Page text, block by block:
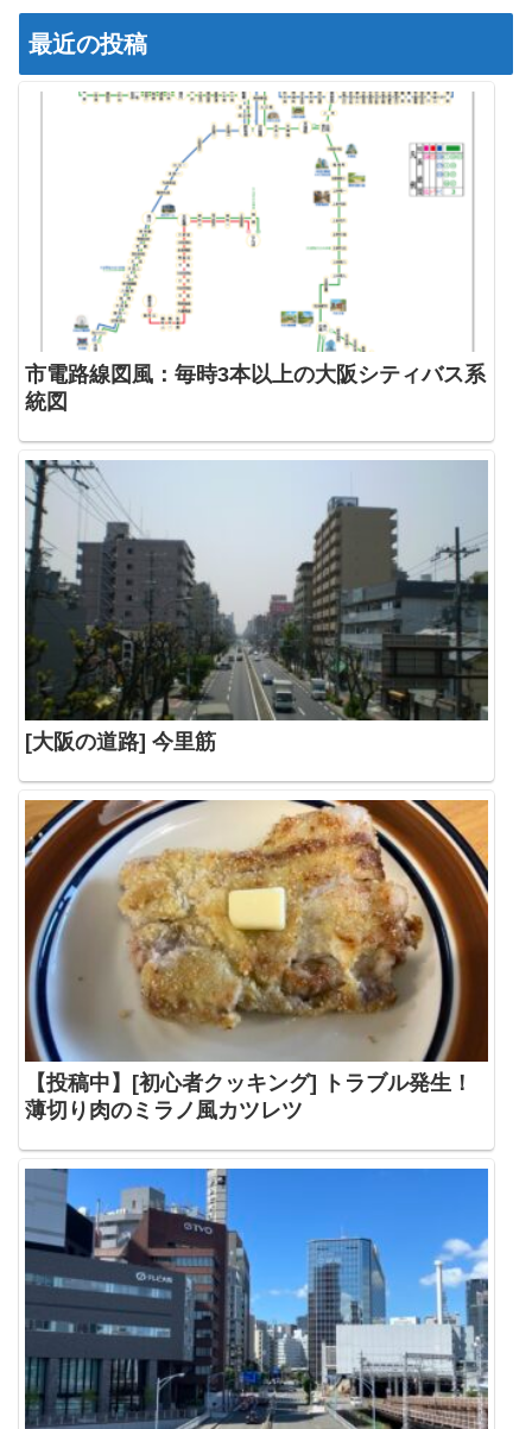
最近の投稿
市電路線図風：毎時3本以上の大阪シティバス系
統図
[大阪の道路] 今里筋
【投稿中】[初心者クッキング] トラブル発生！
薄切り肉のミラノ風カツレツ